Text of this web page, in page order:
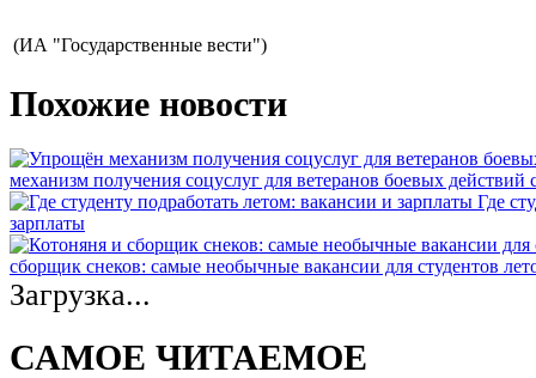
(ИА "Государственные вести")
Похожие новости
механизм получения соцуслуг для ветеранов боевых действий
Где
зарплаты
сборщик снеков: самые необычные вакансии для студентов
Загрузка...
САМОЕ ЧИТАЕМОЕ